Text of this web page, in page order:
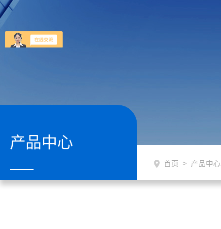
产品中心
首页 > 产品中心